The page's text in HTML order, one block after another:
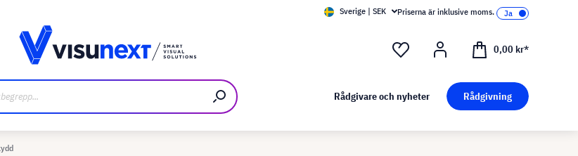
Sverige | SEK Priserna är inklusive moms.
0,00 kr*
Rådgivare och nyheter Rådgivning